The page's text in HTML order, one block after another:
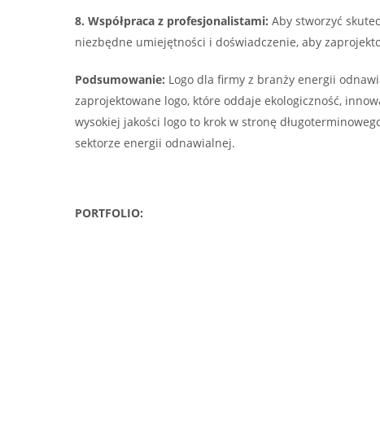
8. Współpraca z profesjonalistami: Aby stworzyć
niezbędne umiejętności i doświadczenie, aby
Podsumowanie: Logo dla firmy z branży energii
zaprojektowane logo, które oddaje ekologiczność,
wysokiej jakości logo to krok w stronę
sektorze energii odnawialnej.
PORTFOLIO: